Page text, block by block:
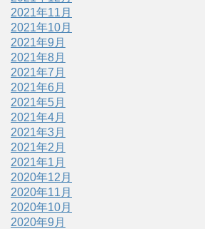
2021年11月
2021年10月
2021年9月
2021年8月
2021年7月
2021年6月
2021年5月
2021年4月
2021年3月
2021年2月
2021年1月
2020年12月
2020年11月
2020年10月
2020年9月